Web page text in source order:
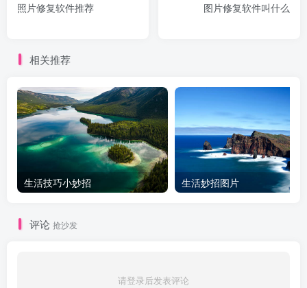
照片修复软件推荐
图片修复软件叫什么
相关推荐
生活技巧小妙招 生活妙招图片
评论 抢沙发
请登录后发表评论